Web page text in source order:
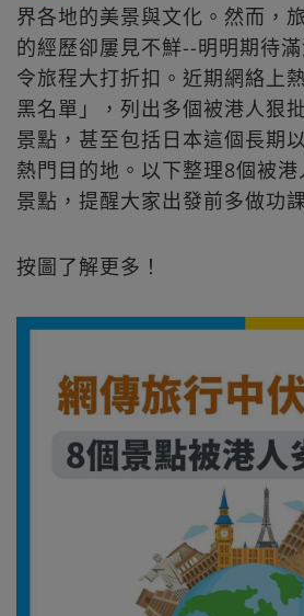
界各地的美景與文化。然而，
的經歷卻屢見不鮮--明明期待
令旅程大打折扣。近期網絡上
黑名單」，列出多個被港人狠
景點，甚至包括日本這個長期
熱門目的地。以下整理8個被
景點，提醒大家出發前多做功
按圖了解更多！